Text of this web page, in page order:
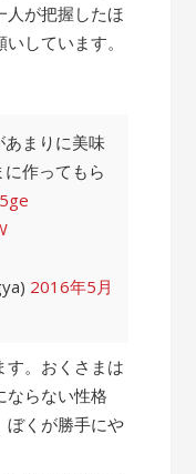
人が把握したほ
しています。
あまりに美味
作ってもら
2016年5月
す。おくさまは
ならない性格
ぼくが勝手にや